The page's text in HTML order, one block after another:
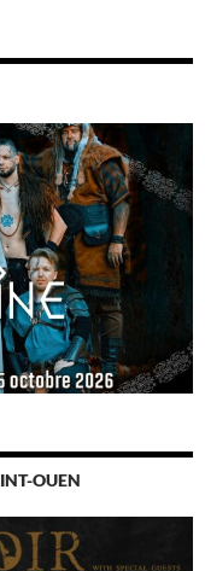
OUEN